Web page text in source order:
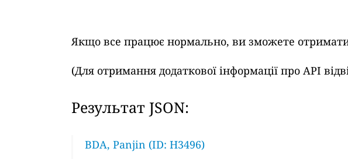
Якщо все працює нормально, ви зможете отримати
(Для отримання додаткової інформації про API
Результат JSON:
BDA, Panjin (ID: H3496)